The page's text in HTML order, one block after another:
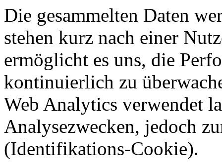
Die gesammelten Daten
stehen kurz nach einer
ermöglicht es uns, die
kontinuierlich zu
Web Analytics verwendet
Analysezwecken, jedoch
(Identifikations-Cookie).